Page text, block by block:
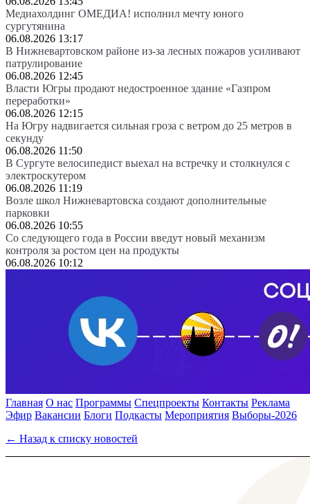
Медиахолдинг ОМЕДИА! исполнил мечту юного
сургутянина
06.08.2026 13:17
В Нижневартовском районе из-за лесных пожаров усиливают
патрулирование
06.08.2026 12:45
Власти Югры продают недостроенное здание «Газпром
переработки»
06.08.2026 12:15
На Югру надвигается сильная гроза с ветром до 25 метров в
секунду
06.08.2026 11:50
В Сургуте велосипедист выехал на встречку и столкнулся с
электроскутером
06.08.2026 11:19
Возле школ Нижневартовска создают дополнительные
парковки
06.08.2026 10:55
Со следующего года в России введут новый механизм
контроля за ростом цен на продукты
06.08.2026 10:12
Главная О нас Программы Спецпроекты Контакты Реклама
Эфир Вакансии Блоги Подкасты Мероприятия Выборы-2026
← Назад к списку новостей